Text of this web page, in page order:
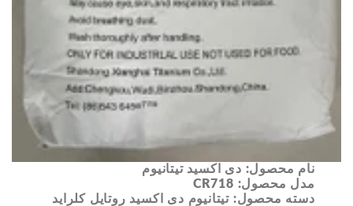
نام محصول: دی اکسید تیتانیوم
مدل محصول: CR718
دسته محصول:تیتانیوم دی اکسید روتایل کلراید